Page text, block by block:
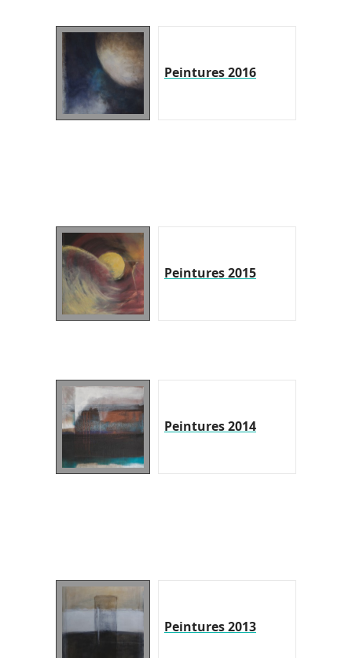
Peintures 2016
Peintures 2015
Peintures 2014
Peintures 2013